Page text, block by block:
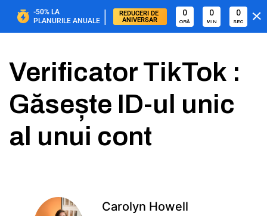
-50% LA
PLANURILE ANUALE |
REDUCERI DE
ANIVERSAR
0
ORĂ
0
MIN
0
SEC
Verificator TikTok :
Găsește ID-ul unic
al unui cont
Carolyn Howell